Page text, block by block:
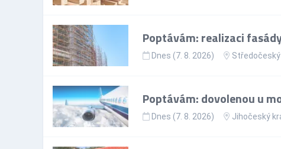
Poptávám: realizaci
Dnes (7. 8. 2026) Středočeský
Poptávám: dovolenou u
Dnes (7. 8. 2026) Jihočeský